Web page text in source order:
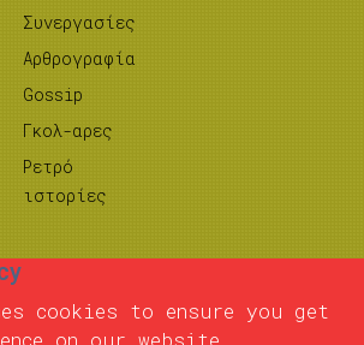
Συνεργασίες
Αρθρογραφία
Gossip
Γκολ-αρες
Ρετρό
ιστορίες
cookies to ensure you get
on our website.